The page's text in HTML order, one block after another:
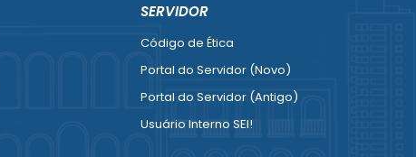
SERVIDOR
Código de Ética
Portal do Servidor (Novo)
Portal do Servidor (Antigo)
Usuário Interno SEI!